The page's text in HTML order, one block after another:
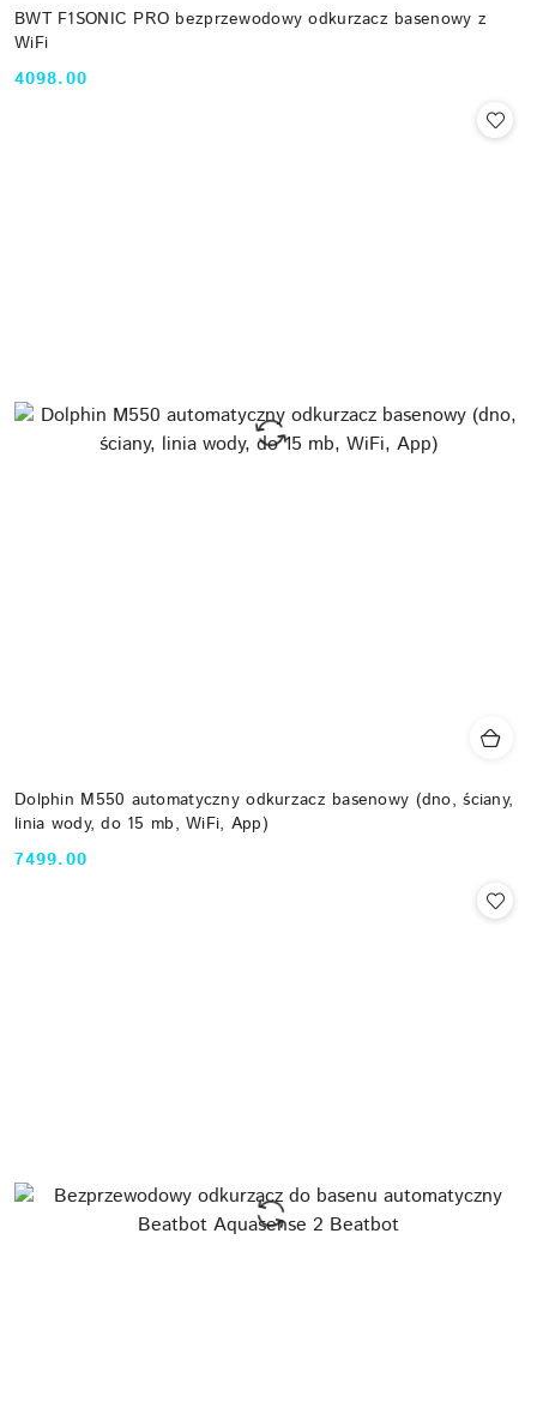
BWT F1SONIC PRO bezprzewodowy odkurzacz basenowy z
WiFi
Cena:
4098.00
Dolphin M550 automatyczny odkurzacz basenowy (dno, ściany,
linia wody, do 15 mb, WiFi, App)
Cena:
7499.00